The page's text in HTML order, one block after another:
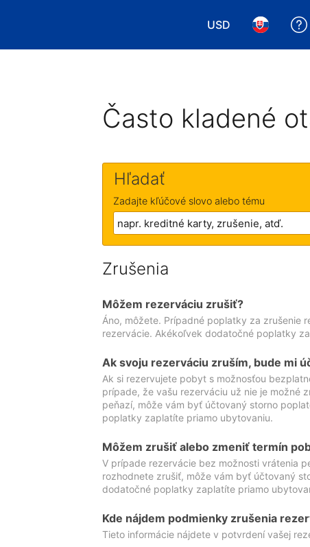
USD
Vybrať menu.
Vybrať
Často kladené
Hľadať
Zadajte kľúčové slovo alebo tému
Zrušenia
Môžem rezerváciu zrušiť?
Áno, môžete. Prípadné poplatky za zrušenie
rezervácie. Akékoľvek dodatočné poplatky
Ak svoju rezerváciu zruším, bude mi
Ak si rezervujete pobyt s možnosťou
prípade, že vašu rezerváciu už nie je možné
peňazí, môže vám byť účtovaný storno
poplatky zaplatíte priamo ubytovaniu.
Môžem zrušiť alebo zmeniť termín
V prípade rezervácie bez možnosti vrátenia
rozhodnete zrušiť, môže vám byť účtovaný
dodatočné poplatky zaplatíte priamo
Kde nájdem podmienky zrušenia
Tieto informácie nájdete v potvrdení vašej